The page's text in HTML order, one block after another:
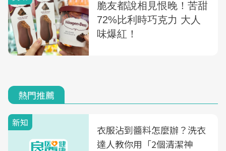
熱門推薦
新知
衣服沾到醬料怎麼辦？洗衣
達人教你用「2個清潔神